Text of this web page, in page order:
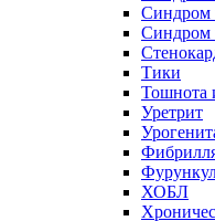
Синдром
Синдром
Тики
Тошнота
Уретрит
ХОБЛ